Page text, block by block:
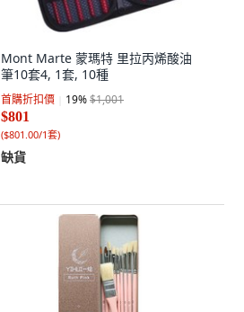
Mont Marte 蒙瑪特 里拉丙烯酸油
筆10套4, 1套, 10種
首購折扣價 19%$1,001
$801
($801.00/1套)
缺貨